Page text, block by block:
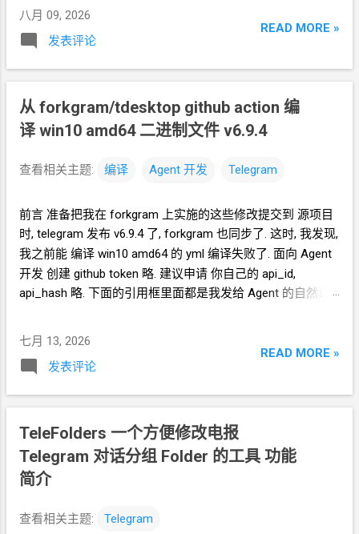
我 的消息 增加一项 "Go to the
跳转下一条 @ 我 的消息 成果 群组菜单 跳转
https://github.com/crazypeace/forkgram-
tdesktop/tree/goto-pre-next-mention
https://github.com/crazypeace/forkgram-
mention ======== 后记 跳转下一条 @ 我 的
消息...
Agent 开发
e-hermes-agent-oracle-arm-ubuntu-root-
sudo-.html 下面的引用框里面都是我发给
Agent 的自然语言 分析
我要实现这样一个功能: 我想找到群组中上一
"Go to the first message", 在这个菜单项的下
方增加一条"Go to the last message
mentioned me" 成果 群组菜单 跳转结果
Github 代码
https://github.com/crazypeace/forkgram-
tdesktop/releases/tag/goto-last-mention
八月 09, 2026
发表评论
READ MORE »
从 forkgram/tdesktop github action 编
译 win10 amd64 二进制文件 v6.9.4
查看相关主题: 编译 Agent 开发 Telegram
前言 准备把我在 forkgram 上实施的这些修改提交到 源项目
时, telegram 发布 v6.9.4 了, forkgram 也同步了. 这时, 我发现,
我之前能 编译 win10 amd64 的 yml 编译失败了. 面向 Agent
开发 创建 github token 略. 建议申请 你自己的 api_id,
api_hash 略. 下面的引用框里面都是我发给 Agent 的自然语
目上开一个
https://github.com/forkgram/tdesktop 项目的代码 复制到这
个 branch 上. 所有用来编译项目的
本 监控 github action 的编译结果. 当编译结果出来之后, 如果
编译失败, 分析原因, 修正问题, 开始新的编译, 继续用 后台脚
本监控 github action 的编译结果. Hermes 对接 Hy3 (hermes
官方送的) 干了
* 刚好这两天在
久, 成功完成编译 Github
https://github.com/crazypeace/forkgram-tdesktop/blob/for-
七月 13, 2026
发表评论
READ MORE »
TeleFolders 一个方便修改电报
Telegram 对话分组 Folder 的工具 功能
简介
查看相关主题: Telegram